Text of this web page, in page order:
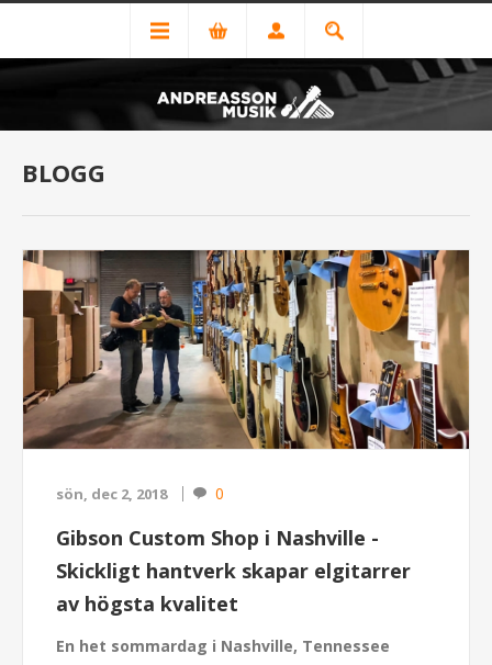
BLOGG
sön, dec 2, 2018 0
Gibson Custom Shop i Nashville -
Skickligt hantverk skapar elgitarrer
av högsta kvalitet
En het sommardag i Nashville, Tennessee